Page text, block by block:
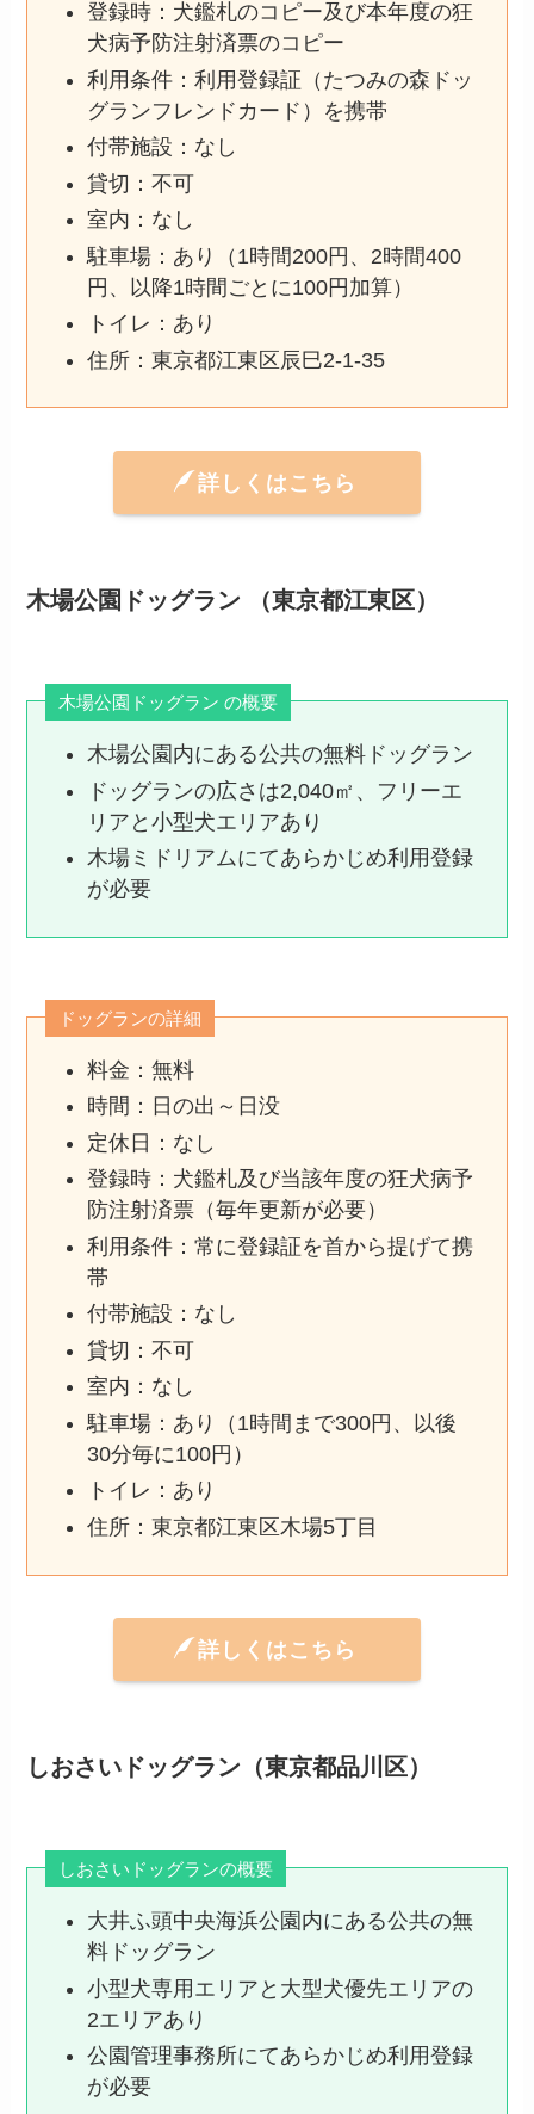
登録時：犬鑑札のコピー及び本年度の狂
犬病予防注射済票のコピー
利用条件：利用登録証（たつみの森ドッ
グランフレンドカード）を携帯
付帯施設：なし
貸切：不可
室内：なし
駐車場：あり（1時間200円、2時間400
円、以降1時間ごとに100円加算）
トイレ：あり
住所：東京都江東区辰巳2-1-35
詳しくはこちら
木場公園ドッグラン （東京都江東区）
木場公園ドッグラン の概要
木場公園内にある公共の無料ドッグラン
ドッグランの広さは2,040㎡、フリーエ
リアと小型犬エリアあり
木場ミドリアムにてあらかじめ利用登録
が必要
ドッグランの詳細
料金：無料
時間：日の出～日没
定休日：なし
登録時：犬鑑札及び当該年度の狂犬病予
防注射済票（毎年更新が必要）
利用条件：常に登録証を首から提げて携
帯
付帯施設：なし
貸切：不可
室内：なし
駐車場：あり（1時間まで300円、以後
30分毎に100円）
トイレ：あり
住所：東京都江東区木場5丁目
詳しくはこちら
しおさいドッグラン（東京都品川区）
しおさいドッグランの概要
大井ふ頭中央海浜公園内にある公共の無
料ドッグラン
小型犬専用エリアと大型犬優先エリアの
2エリアあり
公園管理事務所にてあらかじめ利用登録
が必要